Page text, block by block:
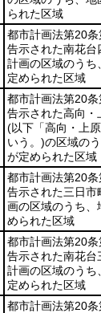
られた区域
都市計画法第20
告示された南花台
計画の区域のうち
定められた区域
都市計画法第20
告示された高向・
(以下「高向・上
いう。)の区域の
が定められた区域
都市計画法第20
告示された三日市
画の区域のうち、
められた区域
都市計画法第20
告示された南花台
計画の区域のうち
定められた区域
都市計画法第20